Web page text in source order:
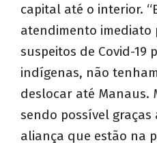
capital até o interior.
atendimento imediato
suspeitos de Covid-19
indígenas, não
deslocar até Manaus.
sendo possível graças
aliança que estão na